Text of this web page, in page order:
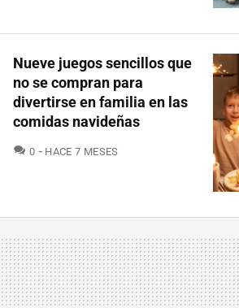
Nueve juegos sencillos que
no se compran para
divertirse en familia en las
comidas navideñas
0 COMENTARIOS
HACE 7 MESES